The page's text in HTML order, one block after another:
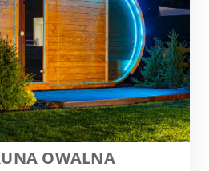
OWALNA